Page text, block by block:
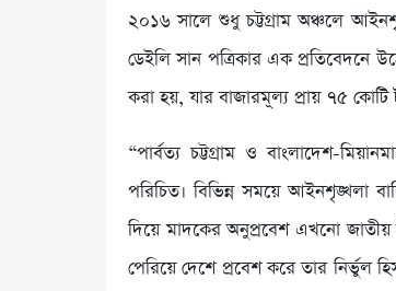
২০১৬ সালে শুধু চট্টগ্রাম অঞ্চলে
ডেইলি সান পত্রিকার এক প্রতিবেদনে
করা হয়, যার বাজারমূল্য প্রায় ৭৫ কোটি
“পার্বত্য চট্টগ্রাম ও বাংলাদেশ-
পরিচিত। বিভিন্ন সময়ে আইনশৃঙ্খলা
দিয়ে মাদকের অনুপ্রবেশ এখনো জাতীয়
পেরিয়ে দেশে প্রবেশ করে তার নির্ভুল